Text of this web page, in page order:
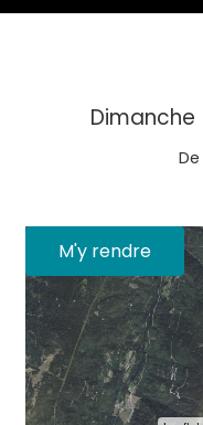
Dimanche
De
M'y rendre